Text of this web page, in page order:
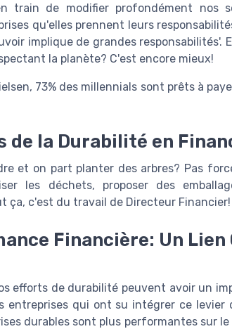
train de modifier profondément nos
qu'elles prennent leurs
implique de grandes responsabilités'.
la planète? C'est encore mieux!
73% des millennials sont prêts à
de la Durabilité en
et on part planter des arbres? Pas
les déchets, proposer des
ça, c'est du travail de Directeur
Financière: Un Lien
efforts de durabilité peuvent avoir un
entreprises qui ont su intégrer ce levier
durables sont plus performantes sur